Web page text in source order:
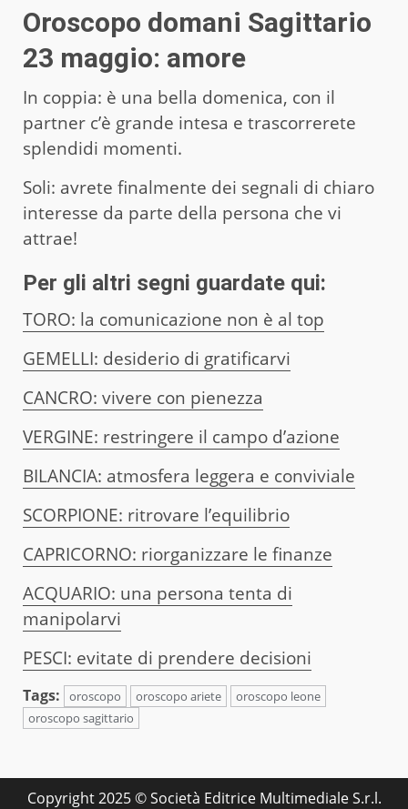
Oroscopo domani Sagittario
23 maggio: amore
In coppia: è una bella domenica, con il
partner c’è grande intesa e trascorrerete
splendidi momenti.
Soli: avrete finalmente dei segnali di chiaro
interesse da parte della persona che vi
attrae!
Per gli altri segni guardate qui:
TORO: la comunicazione non è al top
GEMELLI: desiderio di gratificarvi
CANCRO: vivere con pienezza
VERGINE: restringere il campo d’azione
BILANCIA: atmosfera leggera e conviviale
SCORPIONE: ritrovare l’equilibrio
CAPRICORNO: riorganizzare le finanze
ACQUARIO: una persona tenta di
manipolarvi
PESCI: evitate di prendere decisioni
Tags: oroscopo oroscopo ariete
oroscopo leone
oroscopo sagittario
Copyright 2025 © Società Editrice Multimediale S.r.l.